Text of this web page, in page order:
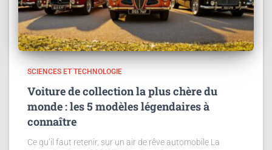
SCIENCES ET TECHNOLOGIE
Voiture de collection la plus chère du
monde : les 5 modèles légendaires à
connaître
Ce qu’il faut retenir, sur un air de rêve automobile La